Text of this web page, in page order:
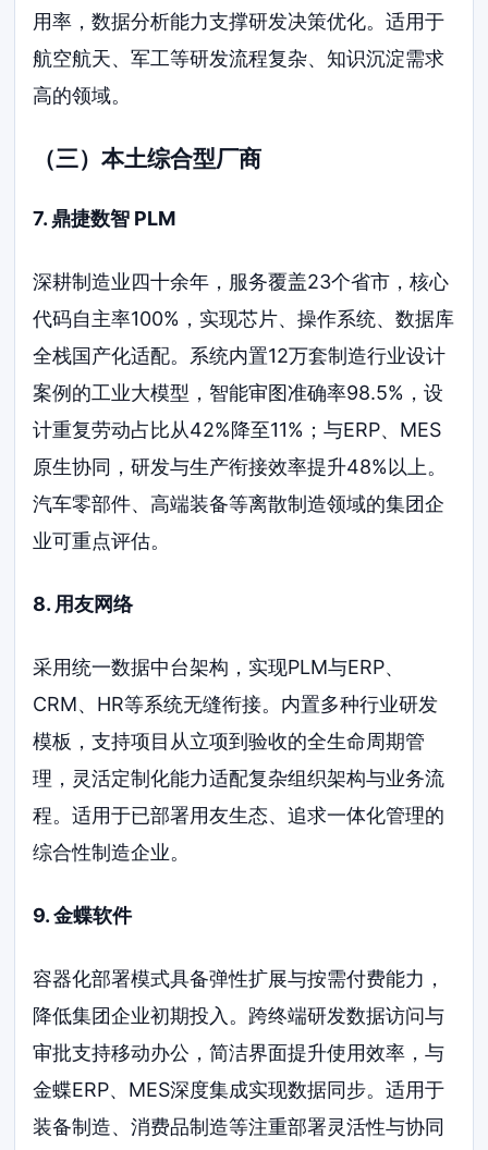
用率，数据分析能力支撑研发决策优化。适用于
航空航天、军工等研发流程复杂、知识沉淀需求
高的领域。
（三）本土综合型厂商
7. 鼎捷数智 PLM
深耕制造业四十余年，服务覆盖23个省市，核心
代码自主率100%，实现芯片、操作系统、数据库
全栈国产化适配。系统内置12万套制造行业设计
案例的工业大模型，智能审图准确率98.5%，设
计重复劳动占比从42%降至11%；与ERP、MES
原生协同，研发与生产衔接效率提升48%以上。
汽车零部件、高端装备等离散制造领域的集团企
业可重点评估。
8. 用友网络
采用统一数据中台架构，实现PLM与ERP、
CRM、HR等系统无缝衔接。内置多种行业研发
模板，支持项目从立项到验收的全生命周期管
理，灵活定制化能力适配复杂组织架构与业务流
程。适用于已部署用友生态、追求一体化管理的
综合性制造企业。
9. 金蝶软件
容器化部署模式具备弹性扩展与按需付费能力，
降低集团企业初期投入。跨终端研发数据访问与
审批支持移动办公，简洁界面提升使用效率，与
金蝶ERP、MES深度集成实现数据同步。适用于
装备制造、消费品制造等注重部署灵活性与协同